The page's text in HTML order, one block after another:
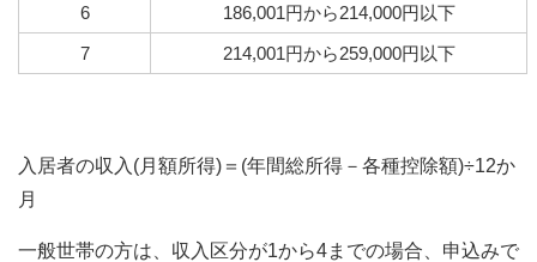
6
186,001円から214,000円以下
7
214,001円から259,000円以下
入居者の収入(月額所得)＝(年間総所得－各種控除額)÷12か
月
一般世帯の方は、収入区分が1から4までの場合、申込みで